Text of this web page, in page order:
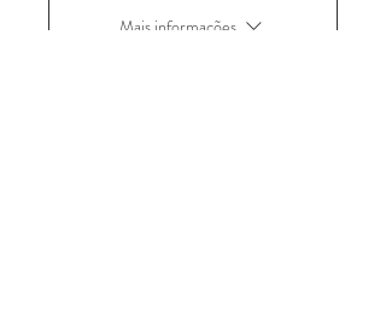
Mais informações